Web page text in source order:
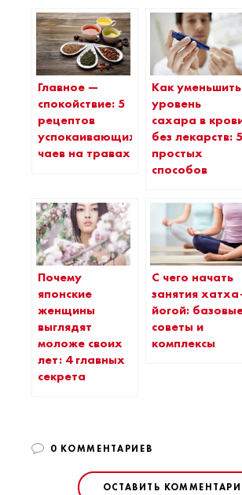
Главное —
спокойствие: 5
рецептов
успокаивающих
чаев на травах
Как уменьшить
уровень
сахара в
без лекарств: 5
простых
способов
Почему
японские
женщины
выглядят
моложе своих
лет: 4 главных
секрета
С чего начать
занятия
йогой:
советы и
комплексы
0 КОММЕНТАРИЕВ
ОСТАВИТЬ